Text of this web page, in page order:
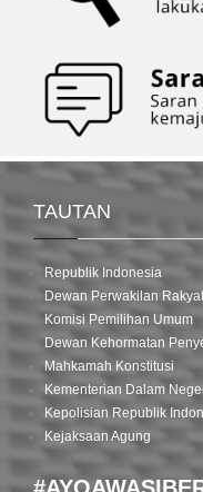
TAUTAN
Republik Indonesia
Dewan Perwakilan Rakyat
Komisi Pemilihan Umum
Dewan Kehormatan
Mahkamah Konstitusi
Kementerian Dalam
Kepolisian Republik
Kejaksaan Agung